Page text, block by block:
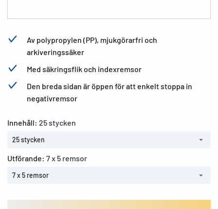
Av polypropylen (PP), mjukgörarfri och
arkiveringssäker
Med säkringsflik och indexremsor
Den breda sidan är öppen för att enkelt stoppa in
negativremsor
Innehåll: 25 stycken
25 stycken
Utförande: 7 x 5 remsor
7 x 5 remsor